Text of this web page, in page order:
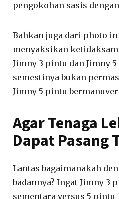
pengokohan sasis
Bahkan juga dari photo
menyaksikan
Jimny 3 pintu dan Jimny
semestinya bukan
Jimny 5 pintu
Agar Tenaga
Dapat Pasang
Lantas bagaimanakah
badannya? Ingat Jimny 3
sementara versus 5 pintu